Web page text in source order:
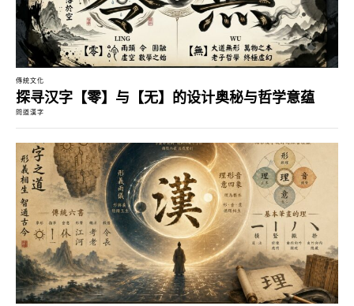
傳統文化
探寻汉字【零】与【无】的设计奥秘与哲学意蕴
問道漢字